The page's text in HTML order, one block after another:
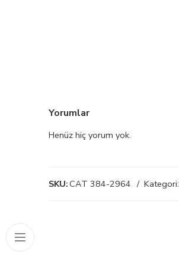
Yorumlar
Henüz hiç yorum yok.
SKU:CAT 384-2964 Kategori: